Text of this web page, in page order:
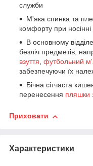
служби
М'яка спинка та
комфорту при носінні
В основному
безліч предметів,
взуття, футбольний
забезпечуючи їх
Бічна сітчаста
перенесення пляшки
Приховати
Характеристики